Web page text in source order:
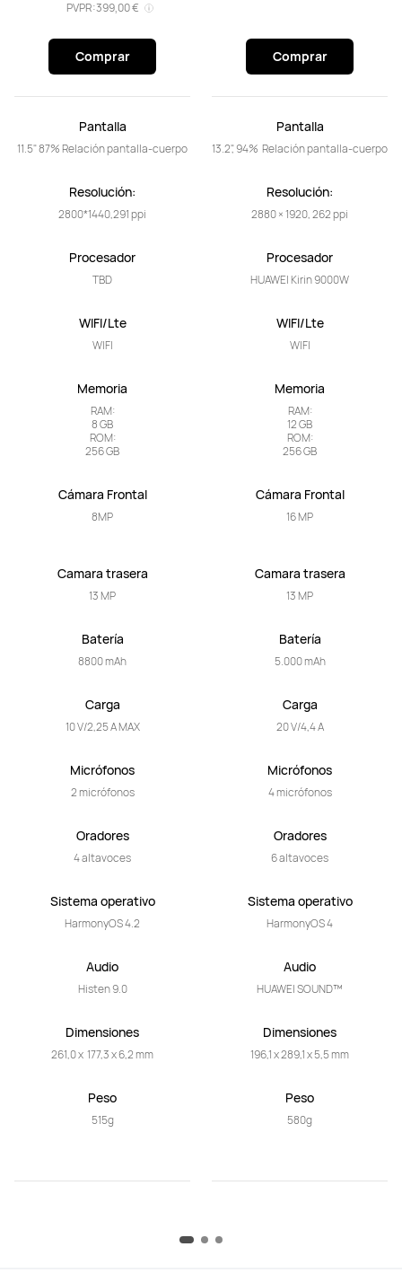
PVPR:399,00 €
Comprar
Pantalla
11.5" 87% Relación pantalla-cuerpo
Resolución:
2800*1440,291 ppi
Procesador
TBD
WIFI/Lte
WIFI
Memoria
RAM:
8 GB
ROM:
256 GB
Cámara Frontal
8MP
Camara trasera
13 MP
Batería
8800 mAh
Carga
10 V/2,25 A MAX
Micrófonos
2 micrófonos
Oradores
4 altavoces
Sistema operativo
HarmonyOS 4.2
Audio
Histen 9.0
Dimensiones
261,0 x  177,3 x 6,2 mm
Peso
515g
Comprar
Pantalla
13.2", 94%  Relación pantalla-cuerpo
Resolución:
2880 × 1920, 262 ppi
Procesador
HUAWEI Kirin 9000W
WIFI/Lte
WIFI
Memoria
RAM:
12 GB
ROM:
256 GB
Cámara Frontal
16 MP
Camara trasera
13 MP
Batería
5.000 mAh
Carga
20 V/4,4 A
Micrófonos
4 micrófonos
Oradores
6 altavoces
Sistema operativo
HarmonyOS 4
Audio
HUAWEI SOUND™
Dimensiones
196,1 x 289,1 x 5,5 mm
Peso
580g